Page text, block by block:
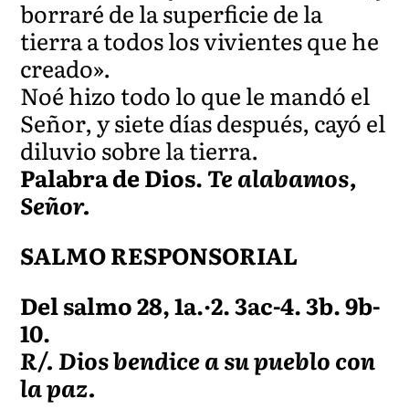
borraré de la superficie de la
tierra a todos los vivientes que he
creado».
Noé hizo todo lo que le mandó el
Señor, y siete días después, cayó el
diluvio sobre la tierra.
Palabra de Dios.Te alabamos,
Señor.
SALMO RESPONSORIAL
Del salmo 28, 1a.·2. 3ac-4. 3b. 9b-
10.
R/. Dios bendice a su pueblo con
la paz.